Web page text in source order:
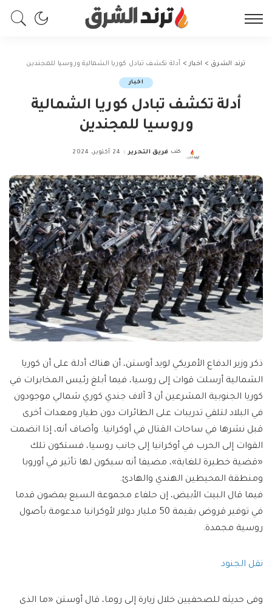
ترند الشرق > اخبار > أدلة تكشف تبادل كوريا الشمالية وروسيا للمجندين
اخبار
أدلة تكشف تبادل كوريا الشمالية
وروسيا للمجندين
Posted
كتب فريق التحرير 24 أكتوبر، 2024
ذكر وزير الدفاع الأمريكي لويد أوستن، أن هناك أدلة على أن كوريا
الشمالية أرسلت قوات إلى روسيا، فيما أبلغ رئيس المخابرات في
كوريا الجنوبية المشرعين أن 3 آلاف جندي كوري شمالي موجودون
في البلاد لتلقي تدريبات على الطائرات دون طيار ومعدات أخرى
قبل نشرها في ساحات القتال في أوكرانيا. وأضاف أنه، إذا انضمت
القوات إلى الحرب في أوكرانيا إلى جانب روسيا، فستكون تلك
«قضية خطيرة للغاية»، مضيفا أنه سيكون لها تأثير في أوروبا
ومنطقة المحيطين الهندي والهادئ.
فيما قال البيت الأبيض، إن حلفاء مجموعة السبع يمضون قدما
في توفير قروض بقيمة 50 مليار دولار لأوكرانيا مدعومة بأصول
روسية مجمدة.
نقل الجنود
وفي حديثه للصحفيين خلال زيارة إلى روما، قال أوستن «ما الذي